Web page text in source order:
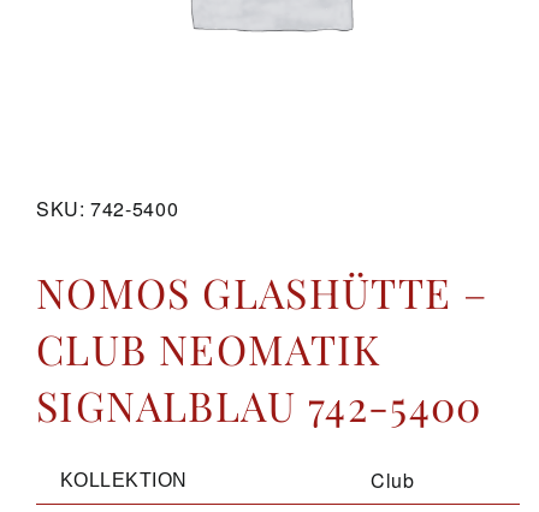
SKU:742-5400
NOMOS GLASHÜTTE –
CLUB NEOMATIK
SIGNALBLAU 742-5400
KOLLEKTION Club